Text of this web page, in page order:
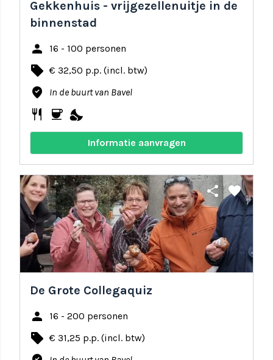
Gekkenhuis - vrijgezellenuitje in de
binnenstad
person 16 - 100 personen
local_offer € 32,50 p.p. (incl. btw)
where_to_vote In de buurt van Bavel
restaurant coffee nights_stay
Informatie aanvragen
share favorite
De Grote Collegaquiz
person 16 - 200 personen
local_offer € 31,25 p.p. (incl. btw)